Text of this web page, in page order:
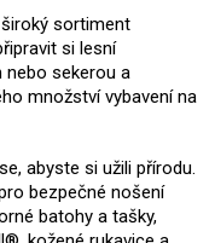
sortiment
si lesní
nebo sekerou a
množství vybavení na
abyste si užili přírodu.
bezpečné nošení
batohy a tašky,